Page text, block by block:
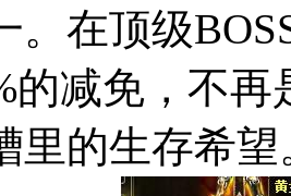
。在顶级
的减免，不
里的生存希望